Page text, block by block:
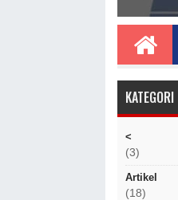
KATEGORI
<
(3)
Artikel
(18)